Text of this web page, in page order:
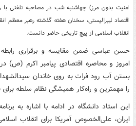
امنیت بدون مرز) چهاشنبه شب در مصاحبه تلفنی با
اقتصاد لیبرالیستی، سخنان هفته گذشته رهبر معظم
انقلاب اسلامی از پیچ تاریخی حاضر دانست.
حسن عباسی ضمن مقایسه و برقراری
امروز و محاصره اقتصادی پیامبر اکرم
بستن آب رود فرات به روی خاندان
را مهمترین و راه‌کار همیشگی نظام سلطه
این استاد دانشگاه در ادامه با اشاره به
ایران، علی‌الخصوص آمریکا برای انقلاب